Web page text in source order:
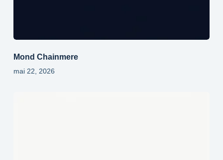
Mond Chainmere
mai 22, 2026